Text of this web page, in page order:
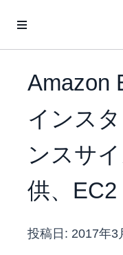
Amazon
インス
ンスサ
供、
投稿日: 2017年3